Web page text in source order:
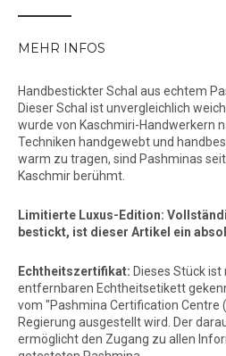
MEHR INFOS
Handbestickter Schal aus echtem
Dieser Schal ist unvergleichlich
wurde von Kaschmiri-Handwerkern
Techniken handgewebt und
warm zu tragen, sind Pashminas
Kaschmir berühmt.
Limitierte Luxus-Edition:
bestickt, ist dieser Artikel ein
Echtheitszertifikat: Dieses Stück
entfernbaren Echtheitsetikett
vom "Pashmina Certification Centre
Regierung ausgestellt wird. Der
ermöglicht den Zugang zu allen